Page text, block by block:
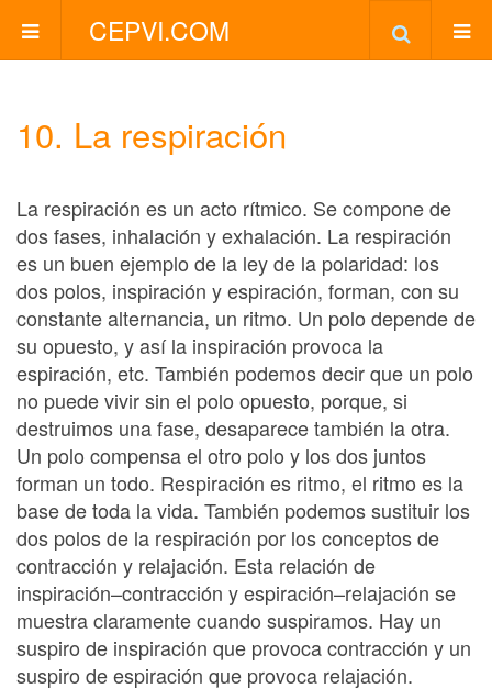
CEPVI.COM
10. La respiración
La respiración es un acto rítmico. Se compone de
dos fases, inhalación y exhalación. La respiración
es un buen ejemplo de la ley de la polaridad: los
dos polos, inspiración y espiración, forman, con su
constante alternancia, un ritmo. Un polo depende de
su opuesto, y así la inspiración provoca la
espiración, etc. También podemos decir que un polo
no puede vivir sin el polo opuesto, porque, si
destruimos una fase, desaparece también la otra.
Un polo compensa el otro polo y los dos juntos
forman un todo. Respiración es ritmo, el ritmo es la
base de toda la vida. También podemos sustituir los
dos polos de la respiración por los conceptos de
contracción y relajación. Esta relación de
inspiración–contracción y espiración–relajación se
muestra claramente cuando suspiramos. Hay un
suspiro de inspiración que provoca contracción y un
suspiro de espiración que provoca relajación.